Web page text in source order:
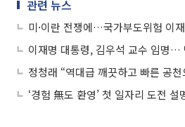
관련 뉴스
미·이란 전쟁에…국가부도위험 이
이재명 대통령, 김우석 교수 임명…
정청래 “역대급 깨끗하고 빠른 공
‘경험 無도 환영’ 첫 일자리 도전 설